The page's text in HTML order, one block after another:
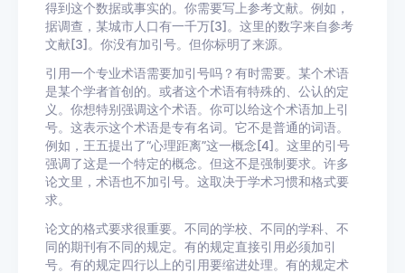
得到这个数据或事实的。你需要写上参考文献。例如，
据调查，某城市人口有一千万[3]。这里的数字来自参考
文献[3]。你没有加引号。但你标明了来源。
引用一个专业术语需要加引号吗？有时需要。某个术语
是某个学者首创的。或者这个术语有特殊的、公认的定
义。你想特别强调这个术语。你可以给这个术语加上引
号。这表示这个术语是专有名词。它不是普通的词语。
例如，王五提出了“心理距离”这一概念[4]。这里的引号
强调了这是一个特定的概念。但这不是强制要求。许多
论文里，术语也不加引号。这取决于学术习惯和格式要
求。
论文的格式要求很重要。不同的学校、不同的学科、不
同的期刊有不同的规定。有的规定直接引用必须加引
号。有的规定四行以上的引用要缩进处理。有的规定术